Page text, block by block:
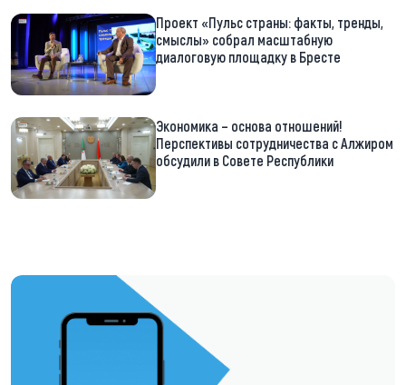
Проект «Пульс страны: факты, тренды,
смыслы» собрал масштабную
диалоговую площадку в Бресте
Экономика – основа отношений!
Перспективы сотрудничества с Алжиром
обсудили в Совете Республики
https://t.me/minskctvby